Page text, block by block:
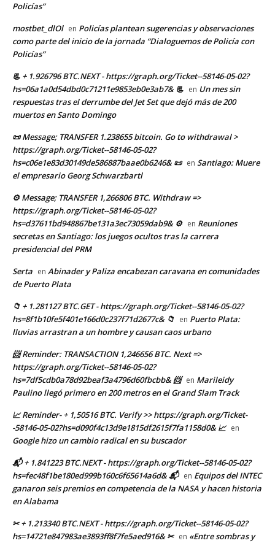
Policías”
mostbet_dlOl en Policías plantean sugerencias y observaciones
como parte del inicio de la jornada “Dialoguemos de Policía con
Policías”
📃 + 1.926796 BTC.NEXT - https://graph.org/Ticket--58146-05-02?
hs=06a1a0d54dbd0c71211e9853eb0e3ab7& 📃 en Un mes sin
respuestas tras el derrumbe del Jet Set que dejó más de 200
muertos en Santo Domingo
📜 Message; TRANSFER 1.238655 bitcoin. Go to withdrawal >
https://graph.org/Ticket--58146-05-02?
hs=c06e1e83d30149de586887baae0b6246& 📜 en Santiago: Muere
el empresario Georg Schwarzbartl
⚙ Message; TRANSFER 1,266806 BTC. Withdraw =>
https://graph.org/Ticket--58146-05-02?
hs=d37611bd948867be131a3ec73059dab9& ⚙ en Reuniones
secretas en Santiago: los juegos ocultos tras la carrera
presidencial del PRM
Serta en Abinader y Paliza encabezan caravana en comunidades
de Puerto Plata
📁 + 1.281127 BTC.GET - https://graph.org/Ticket--58146-05-02?
hs=8f1b10fe5f401e166d0c237f71d2677c& 📁 en Puerto Plata:
lluvias arrastran a un hombre y causan caos urbano
📨 Reminder: TRANSACTION 1,246656 BTC. Next =>
https://graph.org/Ticket--58146-05-02?
hs=7df5cdb0a78d92beaf3a4796d60fbcbb& 📨 en Marileidy
Paulino llegó primero en 200 metros en el Grand Slam Track
📈 Reminder- + 1,50516 BTC. Verify >> https://graph.org/Ticket-
-58146-05-02?hs=d090f4c13d9e1815df2615f7fa1158d0& 📈 en
Google hizo un cambio radical en su buscador
📬 + 1.841223 BTC.NEXT - https://graph.org/Ticket--58146-05-02?
hs=fec48f1be180ed999b160c6f65614a6d& 📬 en Equipos del INTEC
ganaron seis premios en competencia de la NASA y hacen historia
en Alabama
✂ + 1.213340 BTC.NEXT - https://graph.org/Ticket--58146-05-02?
hs=14721e847983ae3893ff8f7fe5aed916& ✂ en «Entre sombras y